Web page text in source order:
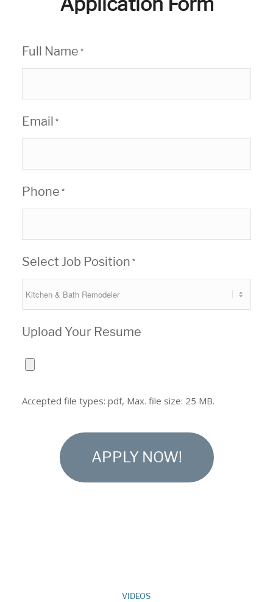
Full Name *
Email *
Phone *
Select Job Position *
Upload Your Resume
Accepted file types: pdf, Max. file size: 25 MB.
VIDEOS